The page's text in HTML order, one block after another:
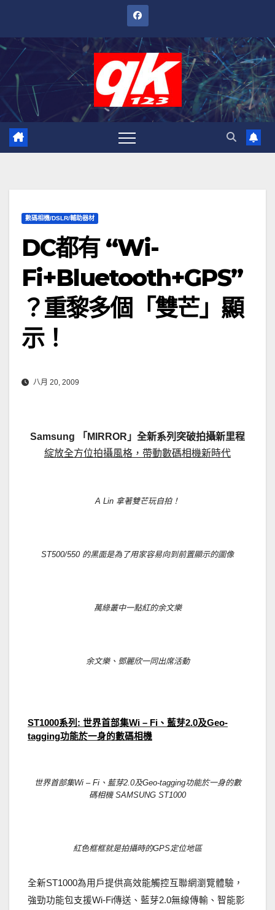
內
數碼相機/DSLR/輔助器材
DC都有 “Wi-
Fi+Bluetooth+GPS”
？重黎多個「雙芒」顯
示！
八月 20, 2009
Samsung 「MIRROR」全新系列突破拍攝新里程
綻放全方位拍攝風格，帶動數碼相機新時代
A Lin 拿著雙芒玩自拍！
ST500/550 的黑面是為了用家容易向到前置顯示的圖像
萬綠叢中一點紅的余文樂
余文樂、鄧麗欣一同出席活動
ST1000系列 : 世界首部集Wi – Fi 、藍芽2.0及Geo-
tagging功能於一身的數碼相機
世界首部集Wi – Fi、藍芽2.0及Geo-tagging功能於一身的數
碼相機 SAMSUNG ST1000
紅色框框就是拍攝時的GPS定位地區
全新ST1000為用戶提供高效能觸控互聯網瀏覽體驗，
強勁功能包支援Wi-Fi傳送、藍芽2.0無線傳輸、智能影